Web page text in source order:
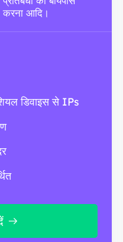
करना आदि।
डिवाइस से IPs